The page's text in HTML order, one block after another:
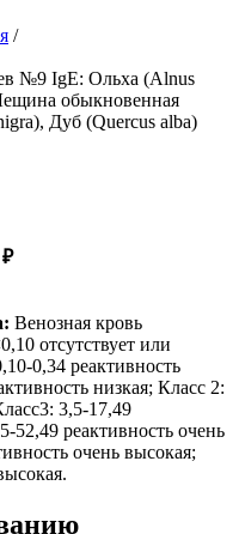
/
№9 IgE: Ольха (Alnus
обыкновенная
Дуб (Quercus alba)
Венозная кровь
отсутствует или
0,34 реактивность
низкая; Класс 2:
3,5-17,49
52,49 реактивность очень
очень высокая;